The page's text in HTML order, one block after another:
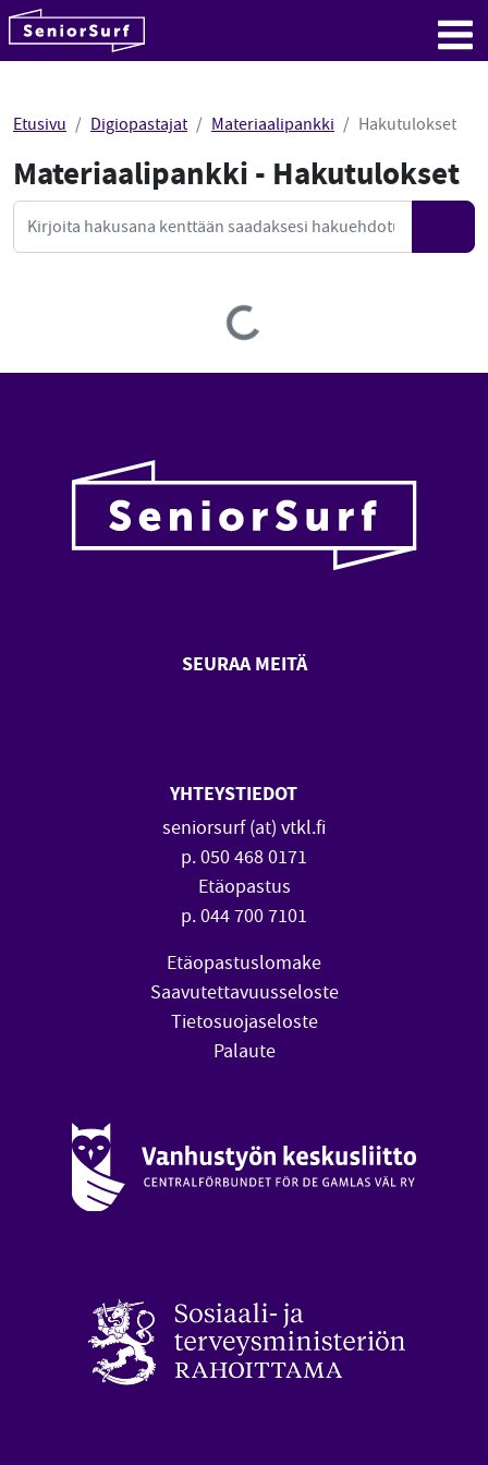
Hyppää sisältöön
Etusivu Digiopastajat Materiaalipankki Hakutulokset
Materiaalipankki - Hakutulokset
Haku
Hae
Loading...
SEURAA MEITÄ
YHTEYSTIEDOT
seniorsurf (at) vtkl.fi
p. 050 468 0171
Etäopastus
p. 044 700 7101
Etäopastuslomake
Saavutettavuusseloste
Tietosuojaseloste
Palaute